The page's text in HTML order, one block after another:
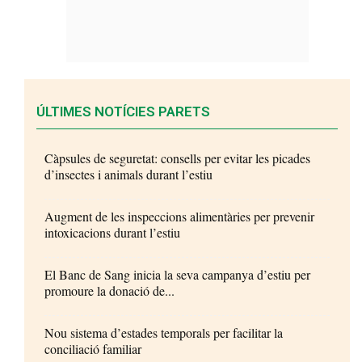
ÚLTIMES NOTÍCIES PARETS
Càpsules de seguretat: consells per evitar les picades
d’insectes i animals durant l’estiu
Augment de les inspeccions alimentàries per prevenir
intoxicacions durant l’estiu
El Banc de Sang inicia la seva campanya d’estiu per
promoure la donació de...
Nou sistema d’estades temporals per facilitar la
conciliació familiar